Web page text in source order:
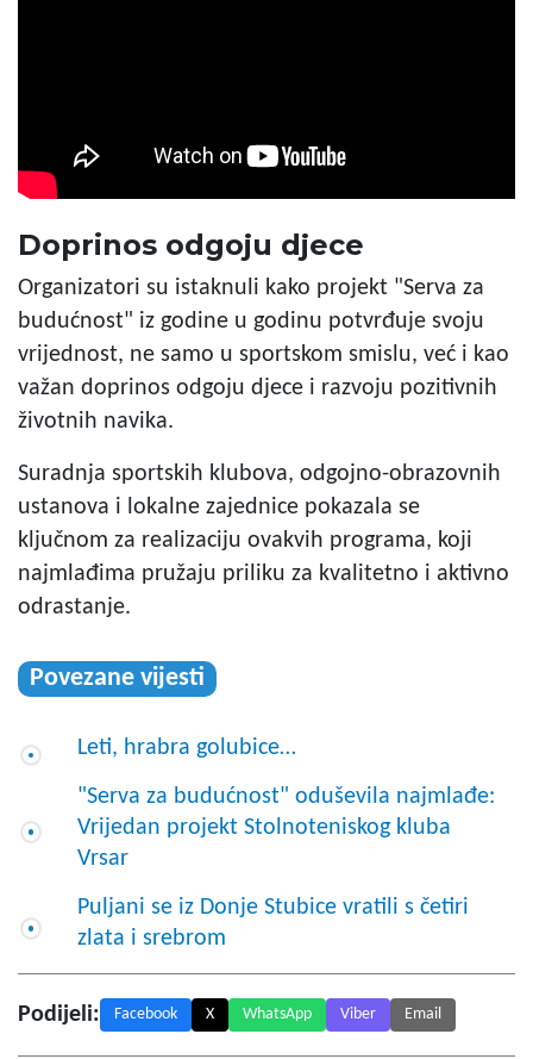
Doprinos odgoju djece
Organizatori su istaknuli kako projekt "Serva za
budućnost" iz godine u godinu potvrđuje svoju
vrijednost, ne samo u sportskom smislu, već i kao
važan doprinos odgoju djece i razvoju pozitivnih
životnih navika.
Suradnja sportskih klubova, odgojno-obrazovnih
ustanova i lokalne zajednice pokazala se
ključnom za realizaciju ovakvih programa, koji
najmlađima pružaju priliku za kvalitetno i aktivno
odrastanje.
Povezane vijesti
Leti, hrabra golubice…
"Serva za budućnost" oduševila najmlađe:
Vrijedan projekt Stolnoteniskog kluba
Vrsar
Puljani se iz Donje Stubice vratili s četiri
zlata i srebrom
Podijeli: Facebook X WhatsApp Viber Email